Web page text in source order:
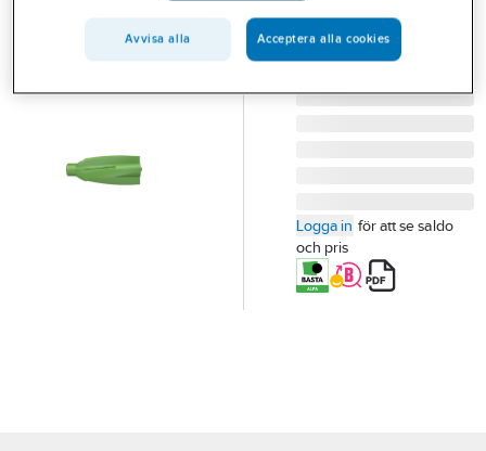
FISCHER GB8
GREENLINE 20/FRP
Artikelnummer:
Logga in för att se saldo
och pris
Avvisa alla Acceptera alla cookies